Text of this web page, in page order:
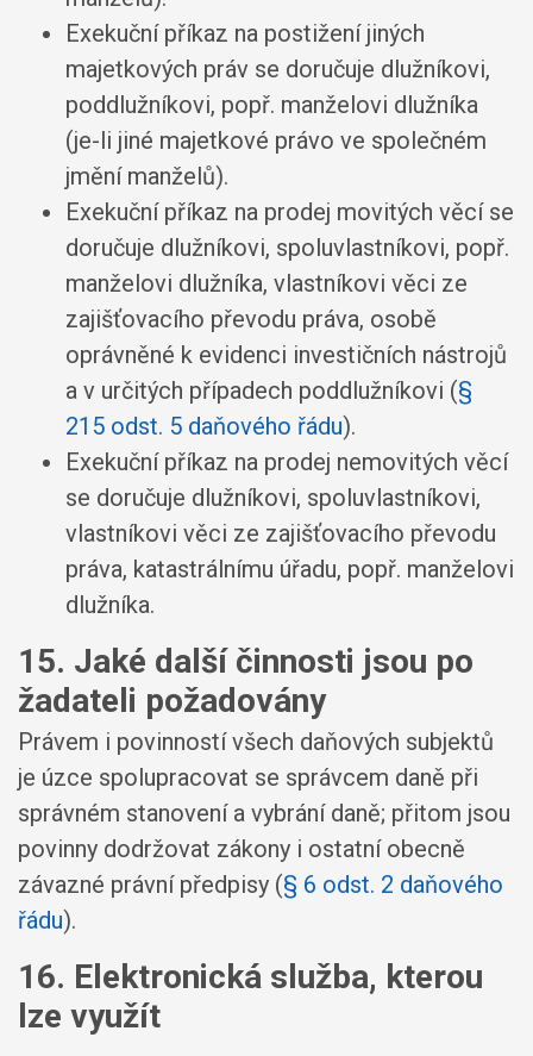
Exekuční příkaz na postižení jiných
majetkových práv se doručuje dlužníkovi,
poddlužníkovi, popř. manželovi dlužníka
(je-li jiné majetkové právo ve společném
jmění manželů).
Exekuční příkaz na prodej movitých věcí se
doručuje dlužníkovi, spoluvlastníkovi, popř.
manželovi dlužníka, vlastníkovi věci ze
zajišťovacího převodu práva, osobě
oprávněné k evidenci investičních nástrojů
a v určitých případech poddlužníkovi (§
215 odst. 5 daňového řádu).
Exekuční příkaz na prodej nemovitých věcí
se doručuje dlužníkovi, spoluvlastníkovi,
vlastníkovi věci ze zajišťovacího převodu
práva, katastrálnímu úřadu, popř. manželovi
dlužníka.
15. Jaké další činnosti jsou po
žadateli požadovány
Právem i povinností všech daňových subjektů
je úzce spolupracovat se správcem daně při
správném stanovení a vybrání daně; přitom jsou
povinny dodržovat zákony i ostatní obecně
závazné právní předpisy (§ 6 odst. 2 daňového
řádu).
16. Elektronická služba, kterou
lze využít